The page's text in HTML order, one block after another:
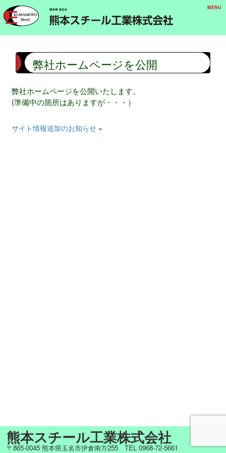
弊社ホームページを公開
弊社ホームページを公開いたします。
(準備中の箇所はありますが・・・）
サイト情報追加のお知らせ»
熊本スチール工業株式会社
〒865-0045 熊本県玉名市伊倉南方255 TEL 0968-72-5661